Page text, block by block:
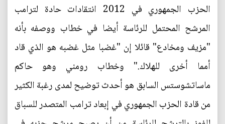
الحزب الجمهوري في 2012 انتقادات حادة لترامب
المرشح المحتمل للرئاسة أيضا في خطاب ووصفه بأنه
"مزيف ومخادع" قائلا إن "غضبا مثل غضبه هو الذي قاد
أمما أخرى للهلاك." وخطاب رومني وهو حاكم
ماساتشوستس السابق هو أحدث توضيح لمدى رغبة الكثير
من قادة الحزب الجمهوري في إبعاد ترامب المتصدر للسباق